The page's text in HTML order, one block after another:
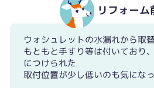
リフォー
ウォシュレットの水漏れから取
もともと手すり等は付いており
につけられた
取付位置が少し低いのも気になっ